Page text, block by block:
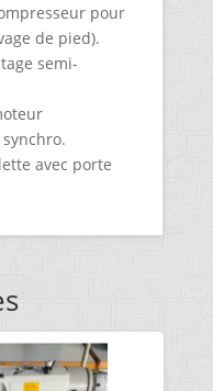
pour
de pied).
semi-
avec porte